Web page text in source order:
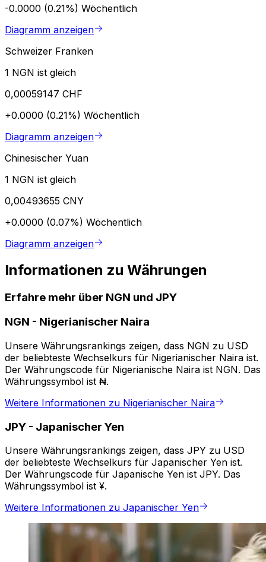
-0.0000 (0.21%) Wöchentlich
Diagramm anzeigen
Schweizer Franken
1 NGN ist gleich
0,00059147 CHF
+0.0000 (0.21%) Wöchentlich
Diagramm anzeigen
Chinesischer Yuan
1 NGN ist gleich
0,00493655 CNY
+0.0000 (0.07%) Wöchentlich
Diagramm anzeigen
Informationen zu Währungen
Erfahre mehr über NGN und JPY
NGN - Nigerianischer Naira
Unsere Währungsrankings zeigen, dass NGN zu USD
der beliebteste Wechselkurs für Nigerianischer Naira ist.
Der Währungscode für Nigerianische Naira ist NGN. Das
Währungssymbol ist ₦.
Weitere Informationen zu Nigerianischer Naira
JPY - Japanischer Yen
Unsere Währungsrankings zeigen, dass JPY zu USD
der beliebteste Wechselkurs für Japanischer Yen ist.
Der Währungscode für Japanische Yen ist JPY. Das
Währungssymbol ist ¥.
Weitere Informationen zu Japanischer Yen